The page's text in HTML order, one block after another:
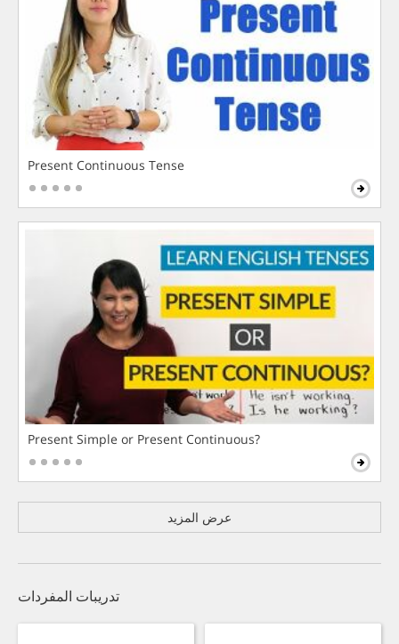
Present Continuous Tense
Present Simple or Present Continuous?
عرض المزيد
تدريبات المفردات